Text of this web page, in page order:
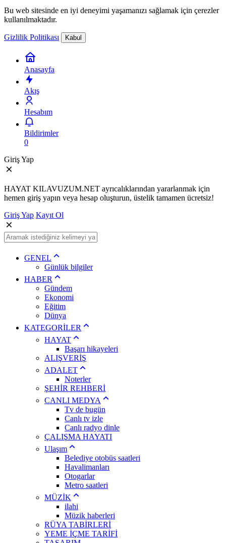
Bu web sitesinde en iyi deneyimi yaşamanızı sağlamak için çerezler
kullanılmaktadır.
Gizlilik Politikası Kabul
Anasayfa
Akış
Hesabım
Bildirimler
0
Giriş Yap
HAYAT KILAVUZUM.NET ayrıcalıklarından yararlanmak için
hemen giriş yapın veya hesap oluşturun, üstelik tamamen ücretsiz!
Giriş Yap Kayıt Ol
GENEL
Günlük bilgiler
HABER
Gündem
Ekonomi
Eğitim
Dünya
KATEGORİLER
HAYAT
Başarı hikayeleri
ALIŞVERİŞ
ADALET
Noterler
ŞEHİR REHBERİ
CANLI MEDYA
Tv de bugün
Canlı tv izle
Canlı radyo dinle
ÇALIŞMA HAYATI
Ulaşım
Belediye otobüs saatleri
Havalimanları
Otogarlar
Metro saatleri
MÜZİK
ilahi
Müzik haberleri
RÜYA TABİRLERİ
YEME İÇME TARİFİ